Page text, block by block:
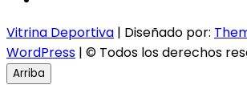
Vitrina Deportiva | Diseñado por:
WordPress | © Todos los derechos
Arriba